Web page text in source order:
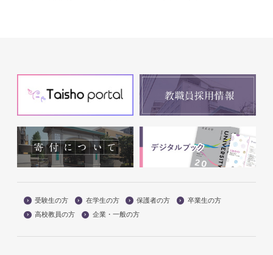
受験生の方 在学生の方 保護者の方
卒業生の方
高校教員の方
企業・一般の方